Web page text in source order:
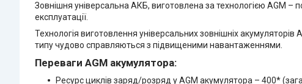
Зовнішня універсальна АКБ, виготовлена за технологією AGM –
експлуатації.
Технологія виготовлення універсальних зовнішніх
типу чудово справляються з підвищеними навантаженнями.
Переваги AGM акумулятора:
Ресурс циклів заряд/розряд у AGM акумулятора – 400*